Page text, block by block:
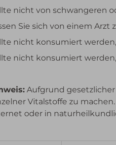
nicht von schwangeren
Sie sich von einem
nicht konsumiert
nicht konsumiert
Aufgrund
Vitalstoffe zu
oder in